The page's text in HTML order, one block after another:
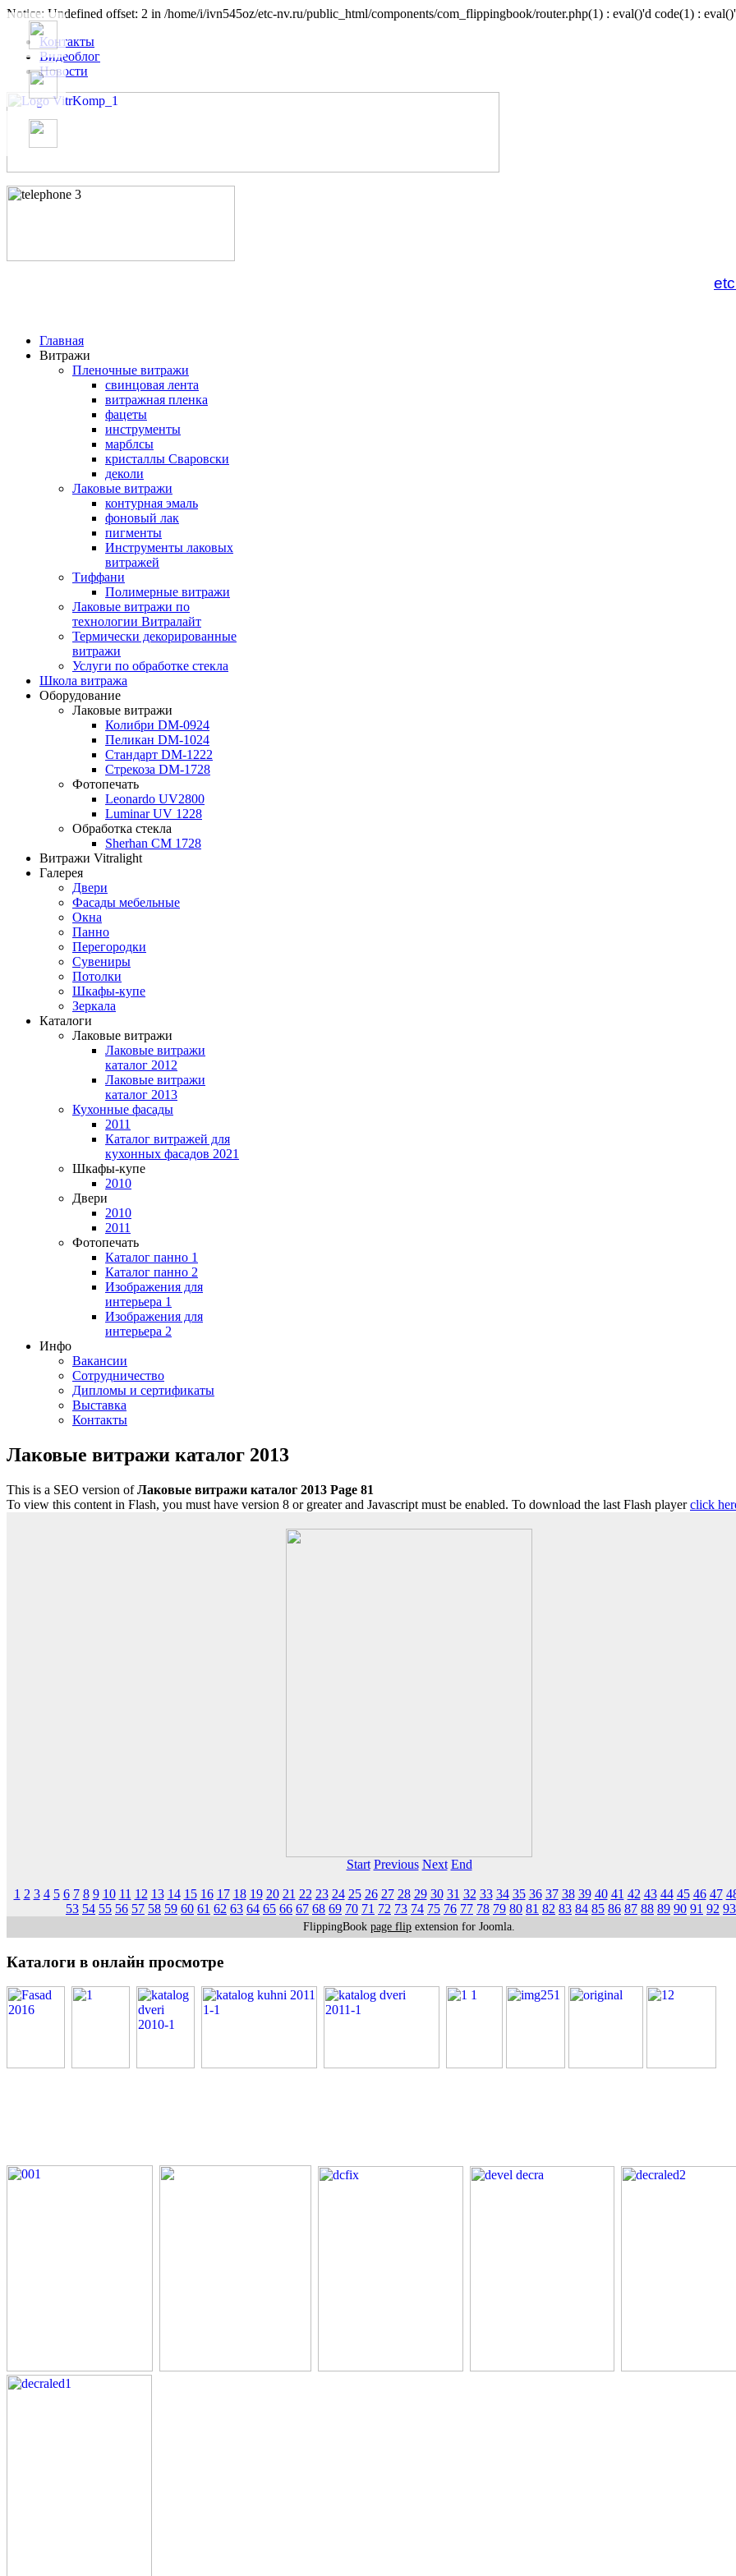
Notice: Undefined offset: 2 in /home/i/ivn545oz/etc-nv.ru/public_html/components/com_flippingbook/router.php(1) : eval()'d code(1) :
Контакты
Видеоблог
Новости
Главная
Витражи
Пленочные витражи
свинцовая лента
витражная пленка
фацеты
инструменты
марблсы
кристаллы Сваровски
деколи
Лаковые витражи
контурная эмаль
фоновый лак
пигменты
Инструменты лаковых
витражей
Тиффани
Полимерные витражи
Лаковые витражи по
технологии Витралайт
Термически декорированные
витражи
Услуги по обработке стекла
Школа витража
Оборудование
Лаковые витражи
Колибри DM-0924
Пеликан DM-1024
Стандарт DM-1222
Стрекоза DM-1728
Фотопечать
Leonardo UV2800
Luminar UV 1228
Обработка стекла
Sherhan CM 1728
Витражи Vitralight
Галерея
Двери
Фасады мебельные
Окна
Панно
Перегородки
Сувениры
Потолки
Шкафы-купе
Зеркала
Каталоги
Лаковые витражи
Лаковые витражи
каталог 2012
Лаковые витражи
каталог 2013
Кухонные фасады
2011
Каталог витражей для
кухонных фасадов 2021
Шкафы-купе
2010
Двери
2010
2011
Фотопечать
Каталог панно 1
Каталог панно 2
Изображения для
интерьера 1
Изображения для
интерьера 2
Инфо
Вакансии
Сотрудничество
Дипломы и сертификаты
Выставка
Контакты
Лаковые витражи каталог 2013
This is a SEO version ofЛаковые витражи каталог 2013 Page 81
To view this content in Flash, you must have version 8 or greater and Javascript must be enabled. To download the last Flash playerclick
Start Previous Next End
1 2 3 4 5 6 7 8 9 10 11 12 13 14 15 16 17 18 19 20 21 22 23 24 25 26 27 28 29 30 31 32 33 34 35 36 37 38 39 40 41 42 43 44 45 46 47
53 54 55 56 57 58 59 60 61 62 63 64 65 66 67 68 69 70 71 72 73 74 75 76 77 78 79 80 81 82 83 84 85 86 87 88 89 90 91 92 93
FlippingBook page flip extension for Joomla.
Каталоги в онлайн просмотре